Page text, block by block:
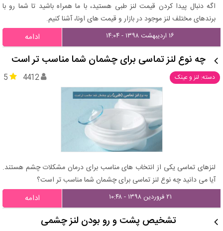
اگه دنبال پیدا کردن قیمت لنز طبی هستید، با ما همراه باشید تا شما رو با
برندهای مختلف لنز موجود در بازار و قیمت های اونا، آشنا کنیم.
۱۶ اردیبهشت ۱۳۹۸ - ۱۴:۰۴ ادامه
چه نوع لنز تماسی برای چشمان شما مناسب تر است
دسته: لنز و عینک 5 4412
لنزهای تماسی یکی از انتخاب های مناسب برای درمان مشکلات چشم هستند.
آیا می دانید چه نوع لنز تماسی برای چشمان شما مناسب تر است؟
۲۱ فروردین ۱۳۹۸ - ۱۰:۴۸ ادامه
تشخیص پشت و رو بودن لنز چشمی